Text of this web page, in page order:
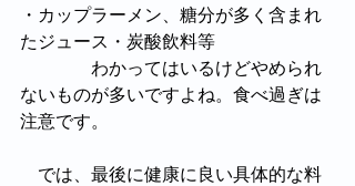
・カップラーメン、糖分が多く含まれ
たジュース・炭酸飲料等
わかってはいるけどやめられ
ないものが多いですよね。食べ過ぎは
注意です。
では、最後に健康に良い具体的な料